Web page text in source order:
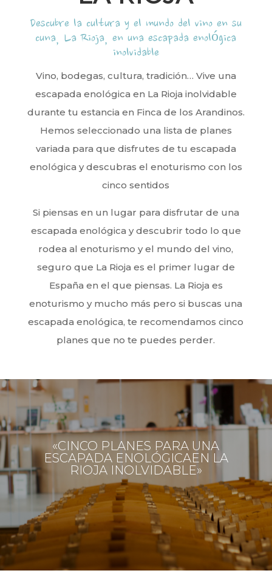
Descubre la cultura y el mundo del vino en su
cuna, La Rioja, en una escapada enológica
inolvidable
Vino, bodegas, cultura, tradición… Vive una
escapada enológica en La Rioja inolvidable
durante tu estancia en Finca de los Arandinos.
Hemos seleccionado una lista de planes
variada para que disfrutes de tu escapada
enológica y descubras el enoturismo con los
cinco sentidos
Si piensas en un lugar para disfrutar de una
escapada enológica y descubrir todo lo que
rodea al enoturismo y el mundo del vino,
seguro que La Rioja es el primer lugar de
España en el que piensas. La Rioja es
enoturismo y mucho más pero si buscas una
escapada enológica, te recomendamos cinco
planes que no te puedes perder.
«CINCO PLANES PARA UNA
ESCAPADA ENOLÓGICAEN LA
RIOJA INOLVIDABLE»